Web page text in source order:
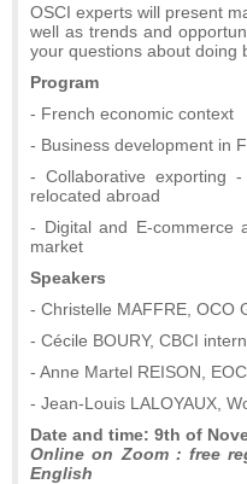
OSCI experts will present
well as trends and
your questions about doing
Program
- French economic context
- Business development in
- Collaborative exporting
relocated abroad
- Digital and E-commerce
market
Speakers
- Christelle MAFFRE, OCO
- Cécile BOURY, CBCI
- Anne Martel REISON,
- Jean-Louis LALOYAUX,
Date and time: 9th of
Online on Zoom : free
English